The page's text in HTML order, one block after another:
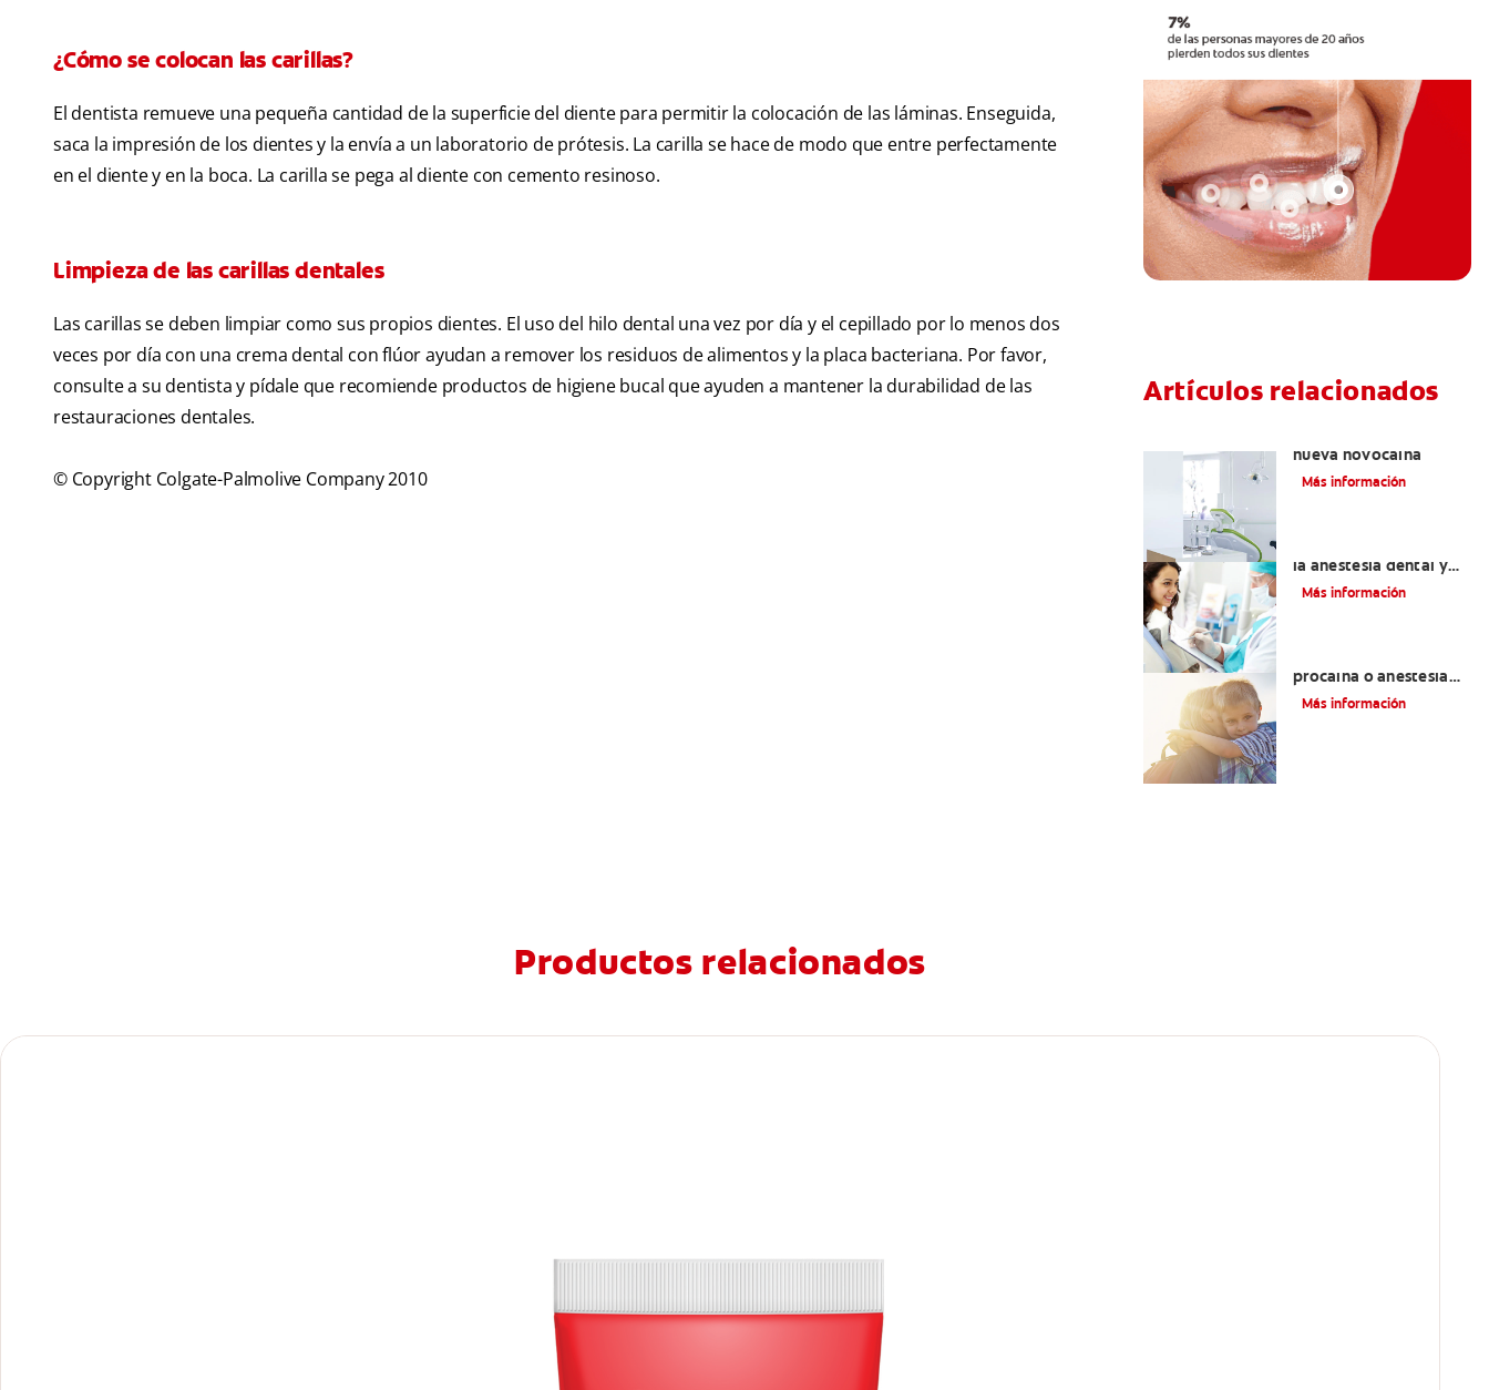
¿Cómo se colocan las carillas?
El dentista remueve una pequeña cantidad de la superficie del diente para permitir la colocación de las láminas. Enseguida,
saca la impresión de los dientes y la envía a un laboratorio de prótesis. La carilla se hace de modo que entre perfectamente
en el diente y en la boca. La carilla se pega al diente con cemento resinoso.
Limpieza de las carillas dentales
Las carillas se deben limpiar como sus propios dientes. El uso del hilo dental una vez por día y el cepillado por lo menos dos
veces por día con una crema dental con flúor ayudan a remover los residuos de alimentos y la placa bacteriana. Por favor,
consulte a su dentista y pídale que recomiende productos de higiene bucal que ayuden a mantener la durabilidad de las
restauraciones dentales.
© Copyright Colgate-Palmolive Company 2010
Artículos relacionados
nueva novocaína
Más información
la anestesia dental y
causas de tratamiento
Más información
procaína o anestesia
dental
Más información
Productos relacionados